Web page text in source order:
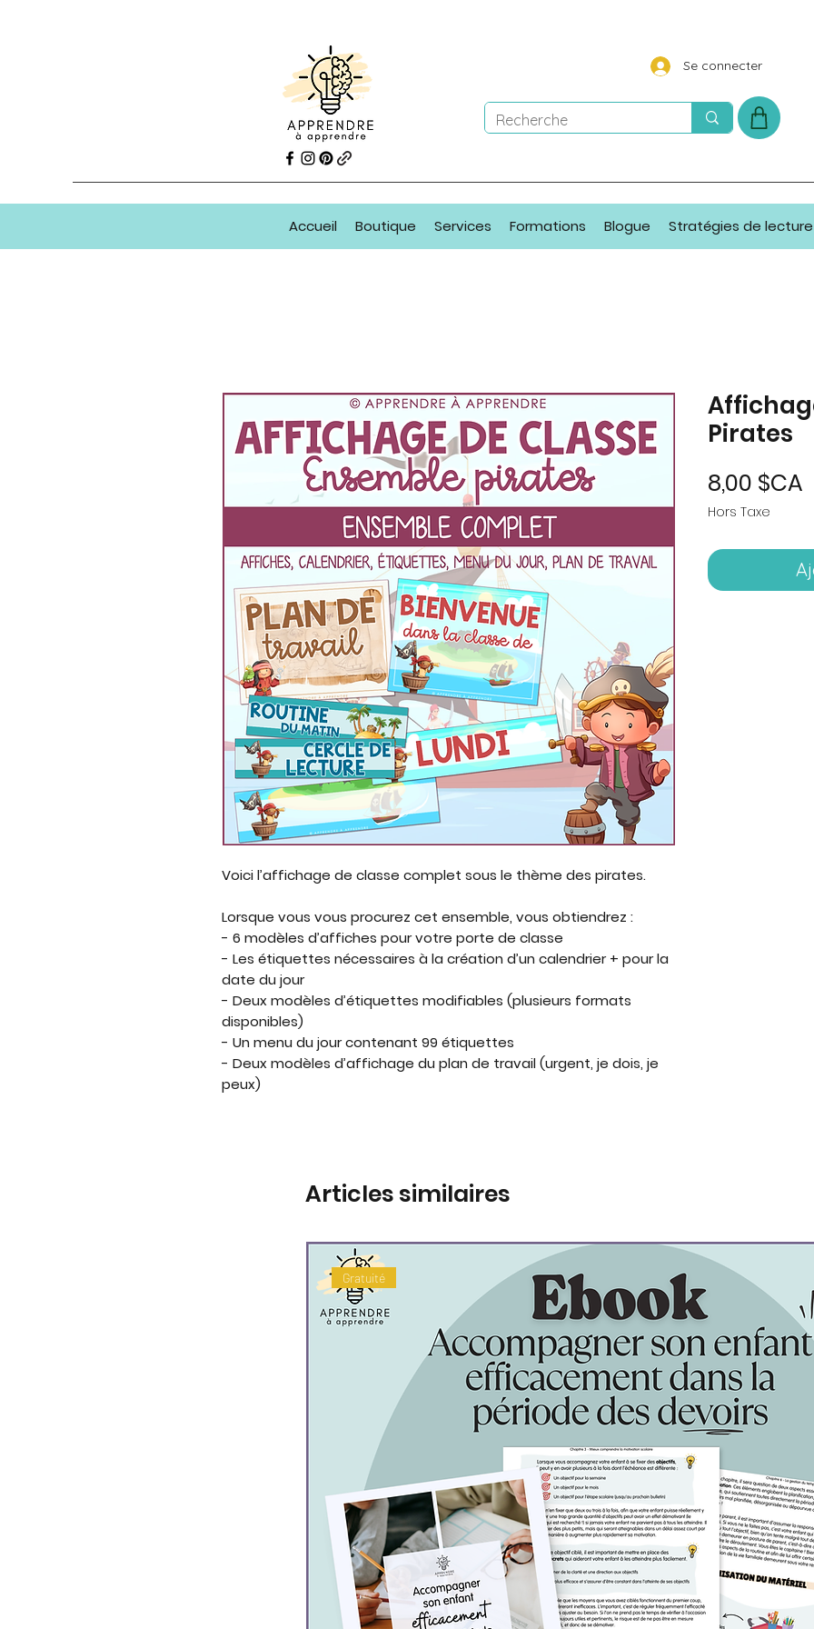
Se connecter
Accueil Boutique Services Formations Blogue Stratégies de lecture
Voici l’affichage de classe complet sous le thème des pirates.
Lorsque vous vous procurez cet ensemble, vous obtiendrez :
- 6 modèles d’affiches pour votre porte de classe
- Les étiquettes nécessaires à la création d’un calendrier + pour la
date du jour
- Deux modèles d’étiquettes modifiables (plusieurs formats
disponibles)
- Un menu du jour contenant 99 étiquettes
- Deux modèles d’affichage du plan de travail (urgent, je dois, je
peux)
Pirates
8,00 $CA
Hors Taxe
Articles similaires
Gratuité